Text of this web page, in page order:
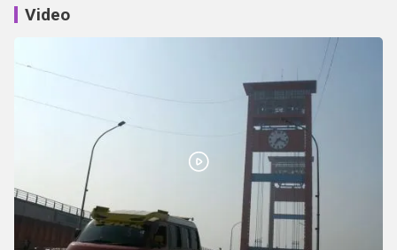
Video